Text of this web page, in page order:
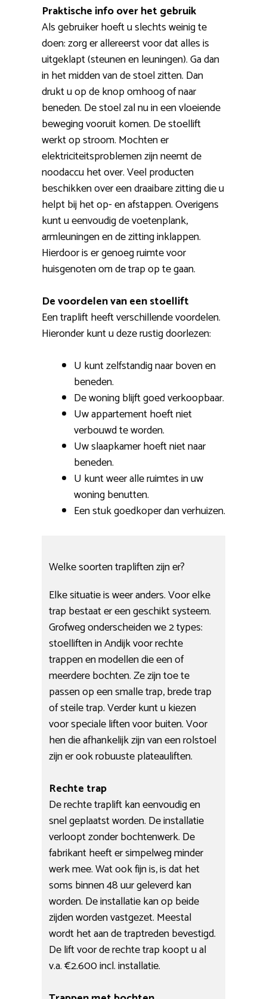
Praktische info over het gebruik
Als gebruiker hoeft u slechts weinig te
doen: zorg er allereerst voor dat alles is
uitgeklapt (steunen en leuningen). Ga dan
in het midden van de stoel zitten. Dan
drukt u op de knop omhoog of naar
beneden. De stoel zal nu in een vloeiende
beweging vooruit komen. De stoellift
werkt op stroom. Mochten er
elektriciteitsproblemen zijn neemt de
noodaccu het over. Veel producten
beschikken over een draaibare zitting die u
helpt bij het op- en afstappen. Overigens
kunt u eenvoudig de voetenplank,
armleuningen en de zitting inklappen.
Hierdoor is er genoeg ruimte voor
huisgenoten om de trap op te gaan.
De voordelen van een stoellift
Een traplift heeft verschillende voordelen.
Hieronder kunt u deze rustig doorlezen:
U kunt zelfstandig naar boven en
beneden.
De woning blijft goed verkoopbaar.
Uw appartement hoeft niet
verbouwd te worden.
Uw slaapkamer hoeft niet naar
beneden.
U kunt weer alle ruimtes in uw
woning benutten.
Een stuk goedkoper dan verhuizen.
Welke soorten trapliften zijn er?
Elke situatie is weer anders. Voor elke
trap bestaat er een geschikt systeem.
Grofweg onderscheiden we 2 types:
stoelliften in Andijk voor rechte
trappen en modellen die een of
meerdere bochten. Ze zijn toe te
passen op een smalle trap, brede trap
of steile trap. Verder kunt u kiezen
voor speciale liften voor buiten. Voor
hen die afhankelijk zijn van een rolstoel
zijn er ook robuuste plateauliften.
Rechte trap
De rechte traplift kan eenvoudig en
snel geplaatst worden. De installatie
verloopt zonder bochtenwerk. De
fabrikant heeft er simpelweg minder
werk mee. Wat ook fijn is, is dat het
soms binnen 48 uur geleverd kan
worden. De installatie kan op beide
zijden worden vastgezet. Meestal
wordt het aan de traptreden bevestigd.
De lift voor de rechte trap koopt u al
v.a. €2.600 incl. installatie.